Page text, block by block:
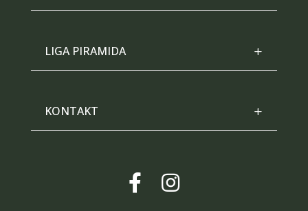
LIGA PIRAMIDA
KONTAKT
 